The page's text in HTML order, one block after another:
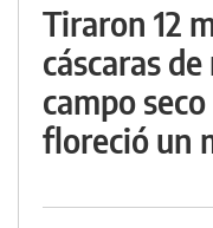
Tiraron 12
cáscaras
campo
floreció un